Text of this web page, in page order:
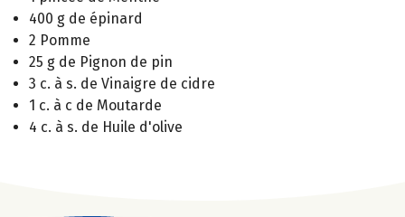
400 g de épinard
2 Pomme
25 g de Pignon de pin
3 c. à s. de Vinaigre de cidre
1 c. à c de Moutarde
4 c. à s. de Huile d'olive